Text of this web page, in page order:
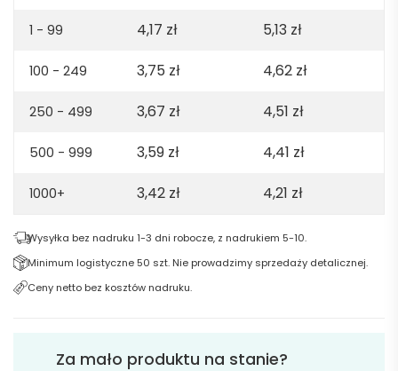
1 - 99 4,17 zł 5,13 zł
100 - 249 3,75 zł 4,62 zł
250 - 499 3,67 zł 4,51 zł
500 - 999 3,59 zł 4,41 zł
1000+ 3,42 zł 4,21 zł
Wysyłka bez nadruku 1-3 dni robocze, z nadrukiem 5-10.
Minimum logistyczne 50 szt. Nie prowadzimy sprzedaży detalicznej.
Ceny netto bez kosztów nadruku.
Za mało produktu na stanie?